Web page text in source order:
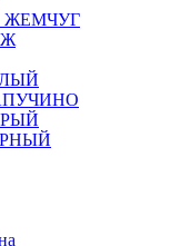
ЖЕМЧУГ